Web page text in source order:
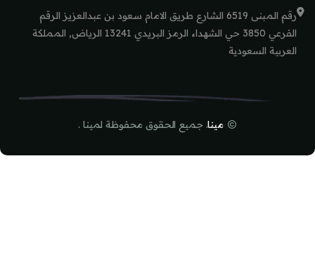
رقم المبنى 6519 الشارع طريق الامام سعود بن عبدالعزيز الرقم
الفرعي 3850 حي الشهداء الرمز البريدي 13241 الرياض, المملكة
العربية السعودية
مينا. جميع الحقوق محفوظة لمينا .